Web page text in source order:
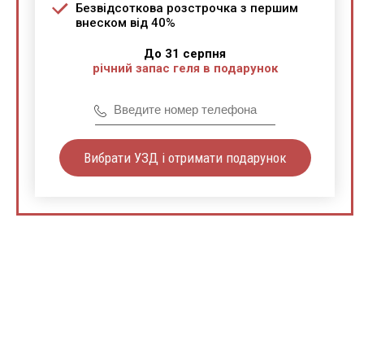
Безвідсоткова розстрочка з першим
внеском від 40%
До 31 серпня
річний запас геля в подарунок
Вибрати УЗД і отримати подарунок